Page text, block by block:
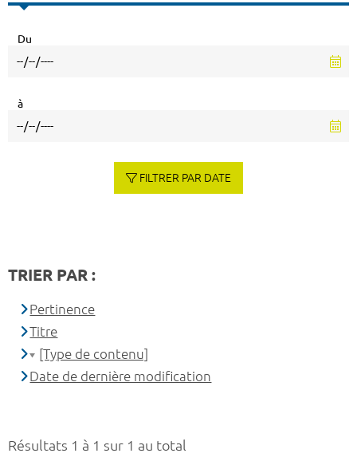
Résultats 1 à 1 sur 1 au total
Du
à
FILTRER PAR DATE
TRIER PAR :
Pertinence
Titre
[Type de contenu]
Date de dernière modification